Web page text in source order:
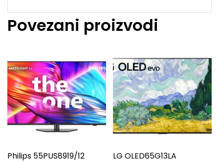
Povezani proizvodi
Philips 55PUS8919/12
LG OLED65G13LA